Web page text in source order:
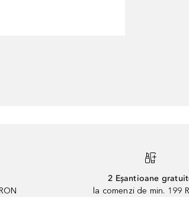
2 Eșantioane
la comenzi de min. 199